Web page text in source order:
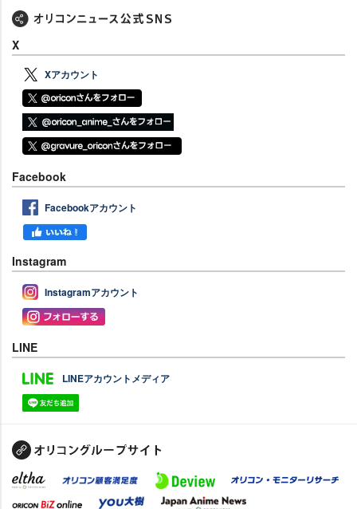
X
Xアカウント
Facebook
Facebookアカウント
Instagram
Instagramアカウント
LINE
LINEアカウントメディア